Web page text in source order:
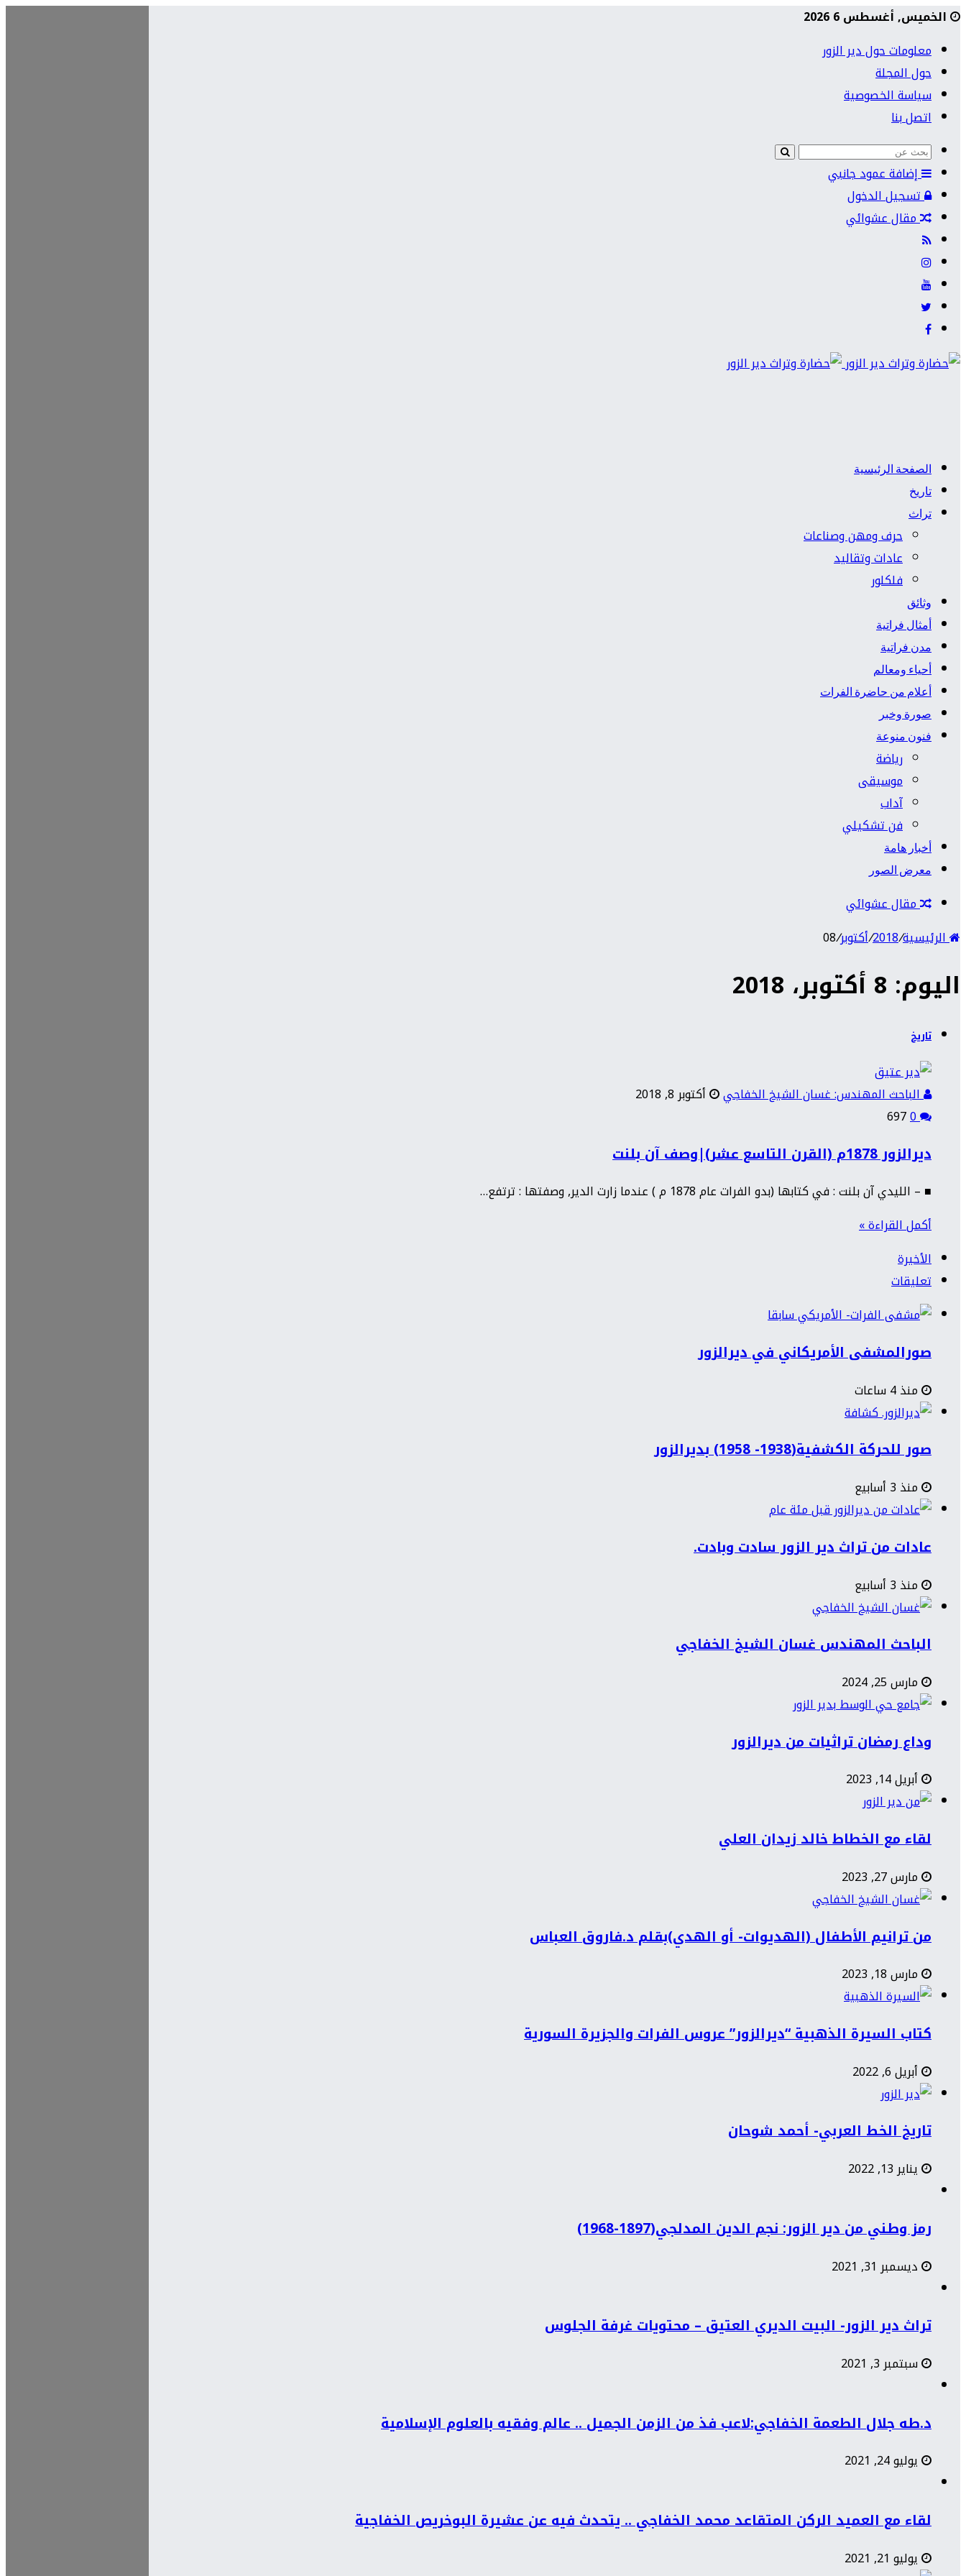
الخميس, أغسطس 6 2026
معلومات حول دير الزور
حول المجلة
سياسة الخصوصية
اتصل بنا
إضافة عمود جانبي
تسجيل الدخول
مقال عشوائي
الصفحة الرئيسية
تاريخ
تراث
حرف ومهن وصناعات
عادات وتقاليد
فلكلور
وثائق
أمثال فراتية
مدن فراتية
أحياء ومعالم
أعلام من حاضرة الفرات
صورة وخبر
فنون منوعة
رياضة
موسيقى
آداب
فن تشكيلي
أخبار هامة
معرض الصور
مقال عشوائي
الرئيسية/
2018
/أكتوبر/
08
اليوم: 8 أكتوبر، 2018
تاريخ
الباحث المهندس: غسان الشيخ الخفاجي
أكتوبر 8, 2018
0
ديرالزور 1878م (القرن التاسع عشر)|وصف آن بلنت
■ – الليدي آن بلنت : في كتابها (بدو الفرات عام 1878 م ) عندما زارت الدير, وصفتها : ترتفع…
أكمل القراءة »
الأخيرة
تعليقات
صورالمشفى الأمريكاني في ديرالزور
منذ 4 ساعات
صور للحركة الكشفية(1938- 1958) بديرالزور
منذ 3 أسابيع
عادات من تراث دير الزور سادت وبادت.
منذ 3 أسابيع
الباحث المهندس غسان الشيخ الخفاجي
مارس 25, 2024
وداع رمضان تراثيات من ديرالزور
أبريل 14, 2023
لقاء مع الخطاط خالد زيدان العلي
مارس 27, 2023
من ترانيم الأطفال (الهديوات- أو الهدي)بقلم د.فاروق العباس
مارس 18, 2023
كتاب السيرة الذهبية “ديرالزور” عروس الفرات والجزيرة السورية
أبريل 6, 2022
تاريخ الخط العربي- أحمد شوحان
يناير 13, 2022
رمز وطني من دير الزور: نجم الدين المدلجي(1897-1968)
ديسمبر 31, 2021
تراث دير الزور- البيت الديري العتيق – محتويات غرفة الجلوس
سبتمبر 3, 2021
د.طه جلال الطعمة الخفاجي:لاعب فذ من الزمن الجميل .. عالم وفقيه بالعلوم الإسلامية
يوليو 24, 2021
لقاء مع العميد الركن المتقاعد محمد الخفاجي .. يتحدث فيه عن عشيرة البوخريص الخفاجية
يوليو 21, 2021